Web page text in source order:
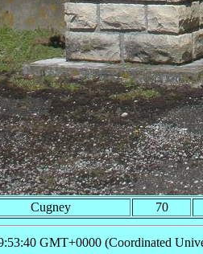
Cugney 70
GMT+0000 (Coordinated